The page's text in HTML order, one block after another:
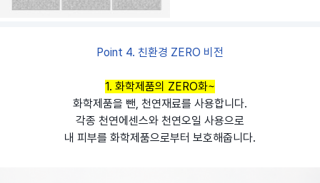
Point 4. 친환경 ZERO 비전
1. 화학제품의 ZERO화~
화학제품을 뺀, 천연재료를 사용합니다.
각종 천연에센스와 천연오일 사용으로
내 피부를 화학제품으로부터 보호해줍니다.